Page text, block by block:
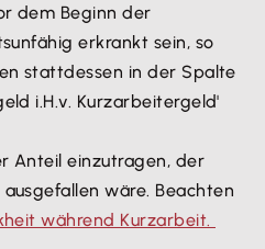
dem Beginn der
erkrankt sein, so
stattdessen in der Spalte
i.H.v. Kurzarbeitergeld'
Anteil einzutragen, der
wäre. Beachten
während Kurzarbeit.